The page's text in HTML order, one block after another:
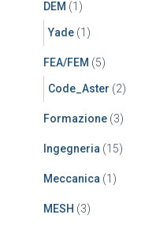
DEM (1)
Yade (1)
FEA/FEM (5)
Code_Aster (2)
Formazione (3)
Ingegneria (15)
Meccanica (1)
MESH (3)